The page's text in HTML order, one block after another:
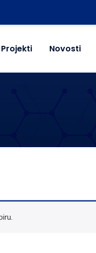
Projekti Novosti